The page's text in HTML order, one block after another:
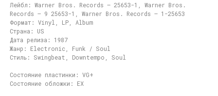
Лейбл: Warner Bros. Records ‎– 25653-1, Warner Bros.
Records ‎– 9 25653-1, Warner Bros. Records ‎– 1-25653
Формат: Vinyl, LP, Album
Страна: US
Дата релиза: 1987
Жанр: Electronic, Funk / Soul
Стиль: Swingbeat, Downtempo, Soul
Состояние пластинки: VG+
Состояние обложки: EX